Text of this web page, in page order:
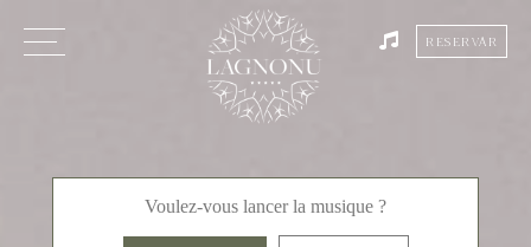
RESERVAR
Voulez-vous lancer la musique ?